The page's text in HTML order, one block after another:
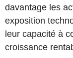
davantage les
exposition
leur capacité à
croissance